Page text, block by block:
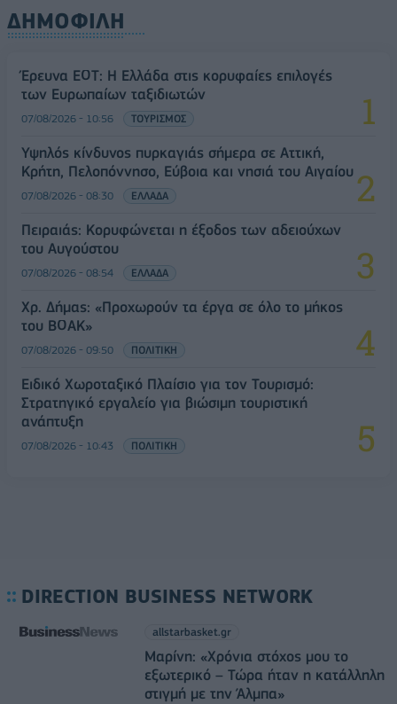
ΔΗΜΟΦΙΛΗ
Έρευνα ΕΟΤ: Η Ελλάδα στις κορυφαίες επιλογές
των Ευρωπαίων ταξιδιωτών
07/08/2026 - 10:56 ΤΟΥΡΙΣΜΟΣ
Υψηλός κίνδυνος πυρκαγιάς σήμερα σε Αττική,
Κρήτη, Πελοπόννησο, Εύβοια και νησιά του Αιγαίου
07/08/2026 - 08:30 ΕΛΛΑΔΑ
Πειραιάς: Κορυφώνεται η έξοδος των αδειούχων
του Αυγούστου
07/08/2026 - 08:54 ΕΛΛΑΔΑ
Χρ. Δήμας: «Προχωρούν τα έργα σε όλο το μήκος
του ΒΟΑΚ»
07/08/2026 - 09:50 ΠΟΛΙΤΙΚΗ
Ειδικό Χωροταξικό Πλαίσιο για τον Τουρισμό:
Στρατηγικό εργαλείο για βιώσιμη τουριστική
ανάπτυξη
07/08/2026 - 10:43 ΠΟΛΙΤΙΚΗ
DIRECTION BUSINESS NETWORK
allstarbasket.gr
Μαρίνη: «Χρόνια στόχος μου το
εξωτερικό – Τώρα ήταν η κατάλληλη
στιγμή με την Άλμπα»